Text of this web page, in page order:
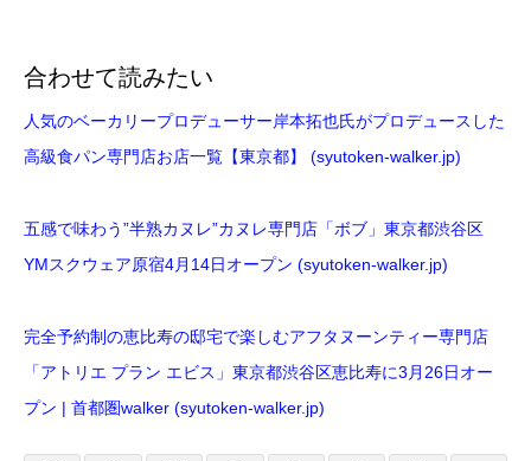
合わせて読みたい
人気のベーカリープロデューサー岸本拓也氏がプロデュースした
高級食パン専門店お店一覧【東京都】 (syutoken-walker.jp)
五感で味わう”半熟カヌレ”カヌレ専門店「ボブ」東京都渋谷区
YMスクウェア原宿4月14日オープン (syutoken-walker.jp)
完全予約制の恵比寿の邸宅で楽しむアフタヌーンティー専門店
「アトリエ プラン エビス」東京都渋谷区恵比寿に3月26日オー
プン | 首都圏walker (syutoken-walker.jp)